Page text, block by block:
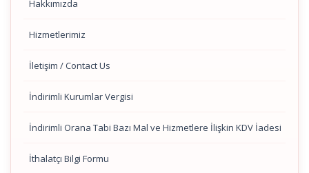
Hakkımızda
Hizmetlerimiz
İletişim / Contact Us
İndirimli Kurumlar Vergisi
İndirimli Orana Tabi Bazı Mal ve Hizmetlere İlişkin KDV İadesi
İthalatçı Bilgi Formu